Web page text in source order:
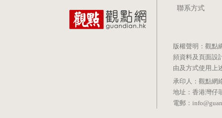
聯系方式
版權聲明：觀點
頻資料及頁面設
由及方式使用上
承印人：觀點網
地址：香港灣仔
電郵：